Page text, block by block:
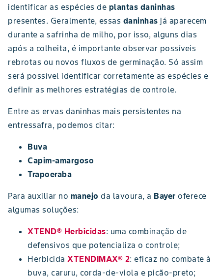
identificar as espécies de plantas daninhas
presentes. Geralmente, essas daninhas já aparecem
durante a safrinha de milho, por isso, alguns dias
após a colheita, é importante observar possíveis
rebrotas ou novos fluxos de germinação. Só assim
será possível identificar corretamente as espécies e
definir as melhores estratégias de controle.
Entre as ervas daninhas mais persistentes na
entressafra, podemos citar:
Buva
Capim-amargoso
Trapoeraba
Para auxiliar no manejo da lavoura, a Bayer oferece
algumas soluções:
XTEND® Herbicidas: uma combinação de
defensivos que potencializa o controle;
Herbicida XTENDIMAX® 2: eficaz no combate à
buva, caruru, corda-de-viola e picão-preto;